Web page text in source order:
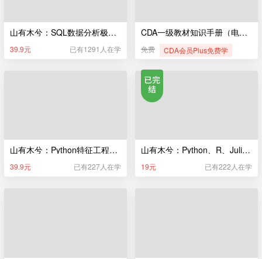
山有木兮：SQL数据分析极简入门
39.9元 已有1291人在学
CDA一级教材知识手册（电子版）
免费 CDA会员Plus免费学
山有木兮：Python特征工程极简入门
39.9元 已有227人在学
山有木兮：Python、R、Julia编程极简入门
19元 已有222人在学